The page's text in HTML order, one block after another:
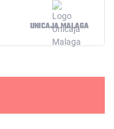
UNICAJA MALAGA